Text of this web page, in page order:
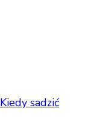
Kiedy sadzić